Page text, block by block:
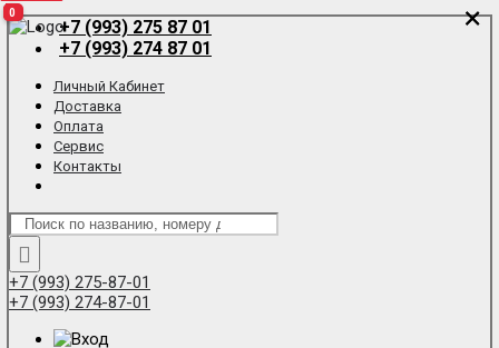
+7 (993) 275 87 01
+7 (993) 274 87 01
Личный Кабинет
Доставка
Оплата
Сервис
Контакты
0
+7 (993) 275-87-01
+7 (993) 274-87-01
0
0 ×
×